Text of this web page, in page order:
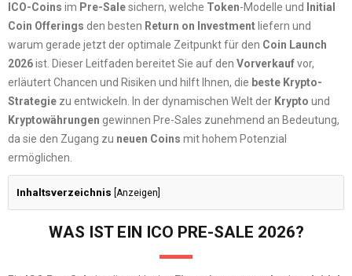
ICO-Coins im Pre-Salesichern, welche Token-Modelle und
Initial
Coin Offerings den besten Return on Investment liefern und
warum gerade jetzt der optimale Zeitpunkt für den Coin Launch
2026ist. Dieser Leitfaden bereitet Sie auf den Vorverkaufvor,
erläutert Chancen und Risiken und hilft Ihnen, die beste Krypto-
Strategie zu entwickeln. In der dynamischen Welt der Krypto und
Kryptowährungen gewinnen Pre-Sales zunehmend an Bedeutung,
da sie den Zugang zu neuen Coins mit hohem Potenzial
ermöglichen.
Inhaltsverzeichnis Anzeigen
WAS IST EIN ICO PRE-SALE 2026?